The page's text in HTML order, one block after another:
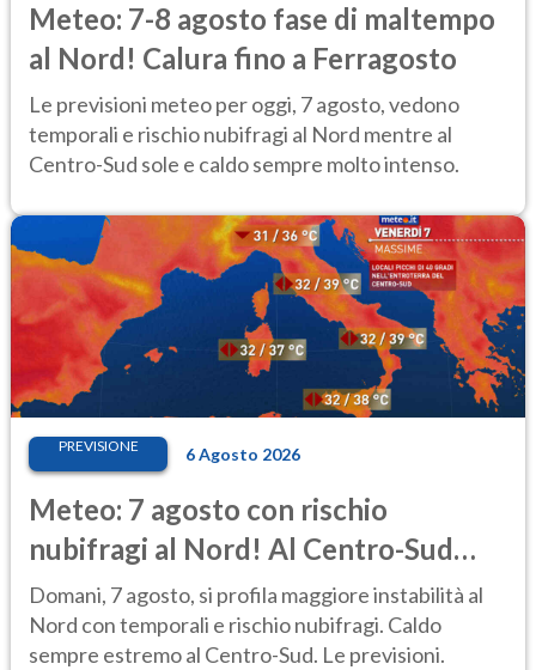
Meteo: 7-8 agosto fase di maltempo
al Nord! Calura fino a Ferragosto
Le previsioni meteo per oggi, 7 agosto, vedono
temporali e rischio nubifragi al Nord mentre al
Centro-Sud sole e caldo sempre molto intenso.
PREVISIONE 6 Agosto 2026
Meteo: 7 agosto con rischio
nubifragi al Nord! Al Centro-Sud
caldo estremo
Domani, 7 agosto, si profila maggiore instabilità al
Nord con temporali e rischio nubifragi. Caldo
sempre estremo al Centro-Sud. Le previsioni.